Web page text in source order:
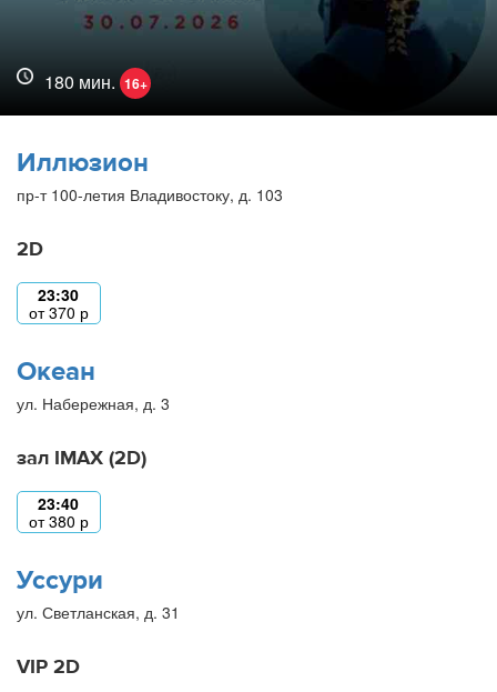
180 мин. 16+
Иллюзион
пр-т 100-летия Владивостоку, д. 103
2D
23:30
от370 р
Океан
ул. Набережная, д. 3
зал IMAX (2D)
23:40
от380 р
Уссури
ул. Светланская, д. 31
VIP 2D